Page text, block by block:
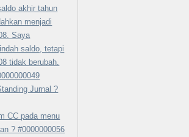
akhir tahun
menjadi
Saya
saldo, tetapi
tidak berubah.
Jurnal ?
CC pada menu
? #0000000056